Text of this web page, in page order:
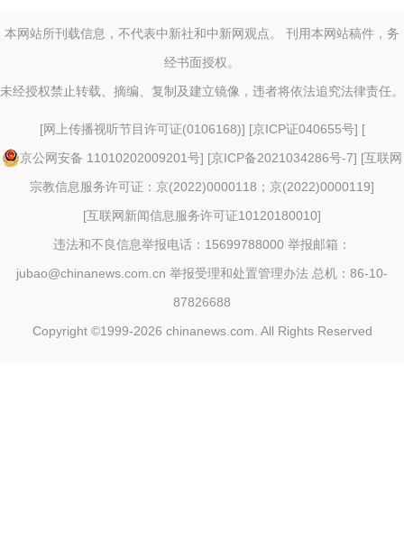
本网站所刊载信息，不代表中新社和中新网观点。 刊用本网站稿件，务
经书面授权。
未经授权禁止转载、摘编、复制及建立镜像，违者将依法追究法律责任。
[网上传播视听节目许可证(0106168)] [京ICP证040655号] [
京公网安备 11010202009201号] [京ICP备2021034286号-7] [互联网
宗教信息服务许可证：京(2022)0000118；京(2022)0000119]
[互联网新闻信息服务许可证10120180010]
违法和不良信息举报电话：15699788000 举报邮箱：
jubao@chinanews.com.cn 举报受理和处置管理办法 总机：86-10-
87826688
Copyright ©1999-2026 chinanews.com. All Rights Reserved